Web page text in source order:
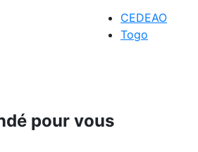
CEDEAO
Togo
pour vous